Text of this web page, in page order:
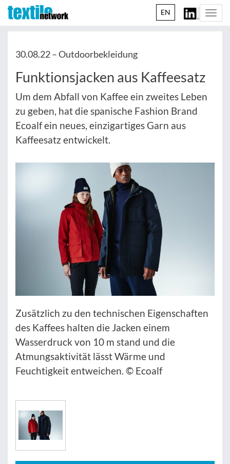
EN
30.08.22 –Outdoorbekleidung
Funktionsjacken aus Kaffeesatz
Um dem Abfall von Kaffee ein zweites Leben
zu geben, hat die spanische Fashion Brand
Ecoalf ein neues, einzigartiges Garn aus
Kaffeesatz entwickelt.
Zusätzlich zu den technischen Eigenschaften
des Kaffees halten die Jacken einem
Wasserdruck von 10 m stand und die
Atmungsaktivität lässt Wärme und
Feuchtigkeit entweichen. © Ecoalf